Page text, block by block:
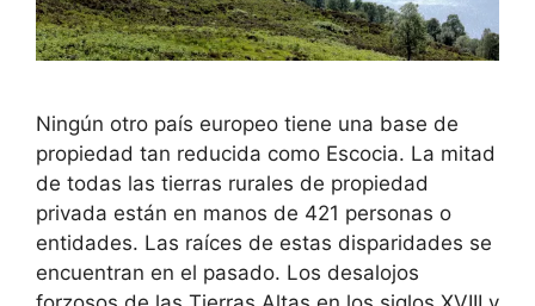
Ningún otro país europeo tiene una base de
propiedad tan reducida como Escocia. La mitad
de todas las tierras rurales de propiedad
privada están en manos de 421 personas o
entidades. Las raíces de estas disparidades se
encuentran en el pasado. Los desalojos